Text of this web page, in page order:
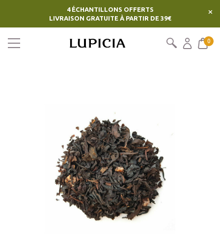
4 ÉCHANTILLONS OFFERTS
LIVRAISON GRATUITE À PARTIR DE 39€
×
0